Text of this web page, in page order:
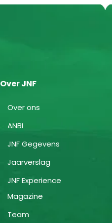
Over JNF
Over ons
ANBI
JNF Gegevens
Jaarverslag
JNF Experience
Magazine
Team